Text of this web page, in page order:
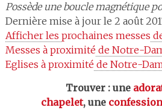
Possède une boucle magnétique
Dernière mise à jour le 2 août
Afficher les prochaines messes
Messes à proximité de Notre-
Eglises à proximité de Notre-
Trouver : une
chapelet, une confession